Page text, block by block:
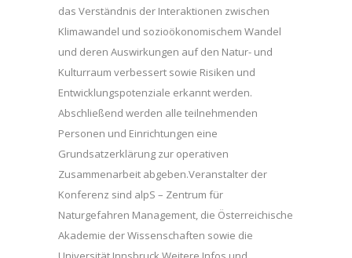
das Verständnis der Interaktionen zwischen
Klimawandel und sozioökonomischem Wandel
und deren Auswirkungen auf den Natur- und
Kulturraum verbessert sowie Risiken und
Entwicklungspotenziale erkannt werden.
Abschließend werden alle teilnehmenden
Personen und Einrichtungen eine
Grundsatzerklärung zur operativen
Zusammenarbeit abgeben.Veranstalter der
Konferenz sind alpS – Zentrum für
Naturgefahren Management, die Österreichische
Akademie der Wissenschaften sowie die